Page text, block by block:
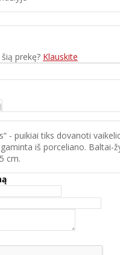
prekę? Klauskite
- puikiai tiks dovanoti
iš porceliano. Baltai-
cm.